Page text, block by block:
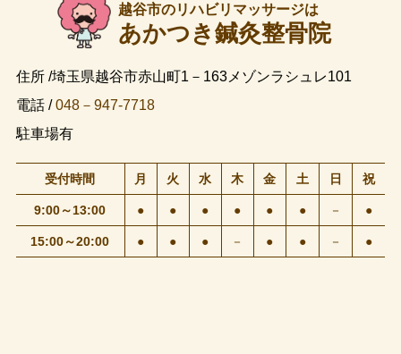
越谷市のリハビリマッサージは
あかつき鍼灸整骨院
住所 /埼玉県越谷市赤山町1－163メゾンラシュレ101
電話 /048－947-7718
駐車場有
受付時間 月 火 水 木 金 土 日 祝
9:00～13:00 ● ● ● ● ● ● － ●
15:00～20:00 ● ● ● － ● ● － ●